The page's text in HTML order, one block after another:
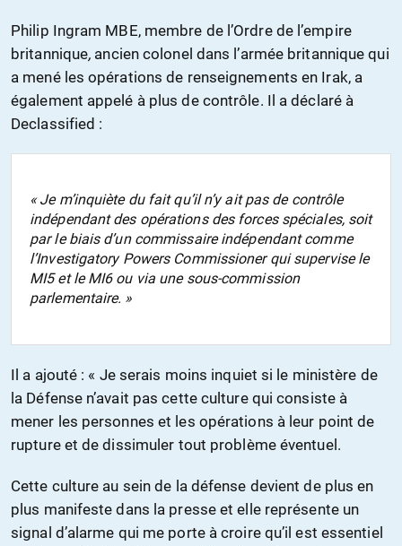
Philip Ingram MBE, membre de l’Ordre de l’empire
britannique, ancien colonel dans l’armée britannique qui
a mené les opérations de renseignements en Irak, a
également appelé à plus de contrôle. Il a déclaré à
Declassified :
« Je m’inquiète du fait qu’il n’y ait pas de contrôle
indépendant des opérations des forces spéciales, soit
par le biais d’un commissaire indépendant comme
l’Investigatory Powers Commissioner qui supervise le
MI5 et le MI6 ou via une sous-commission
parlementaire. »
Il a ajouté : « Je serais moins inquiet si le ministère de
la Défense n’avait pas cette culture qui consiste à
mener les personnes et les opérations à leur point de
rupture et de dissimuler tout problème éventuel.
Cette culture au sein de la défense devient de plus en
plus manifeste dans la presse et elle représente un
signal d’alarme qui me porte à croire qu’il est essentiel